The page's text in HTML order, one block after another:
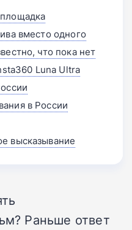
вместо одного
что пока нет
Luna Ultra
в России
высказывание
Раньше ответ